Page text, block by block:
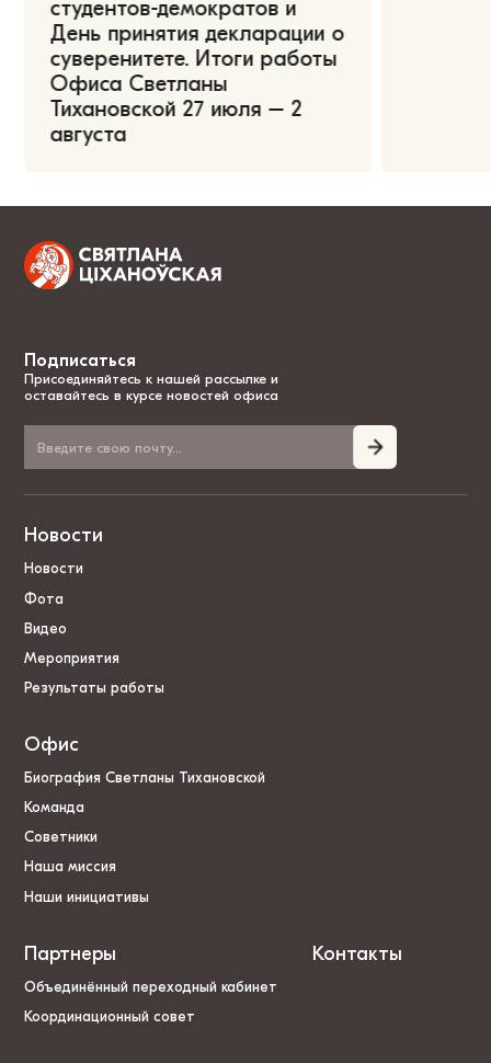
студентов-демократов и
День принятия декларации о
суверенитете. Итоги работы
Офиса Светланы
Тихановской 27 июля – 2
августа
Подписаться
Присоединяйтесь к нашей рассылке и
оставайтесь в курсе новостей офиса
Новости
Новости
Фота
Видео
Мероприятия
Результаты работы
Офис
Биография Светланы Тихановской
Команда
Советники
Наша миссия
Наши инициативы
Партнеры
Объединённый переходный кабинет
Координационный совет
Контакты